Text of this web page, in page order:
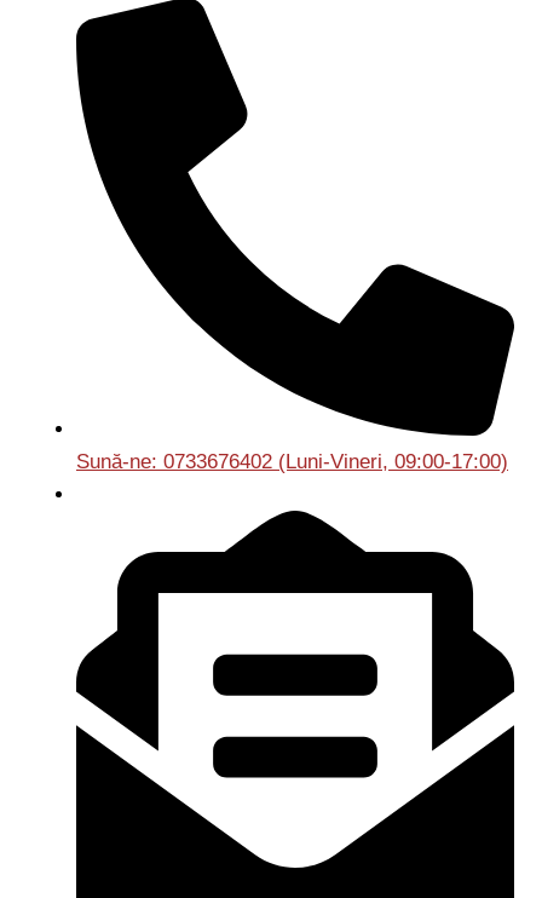
Sună-ne: 0733676402 (Luni-Vineri, 09:00-17:00)